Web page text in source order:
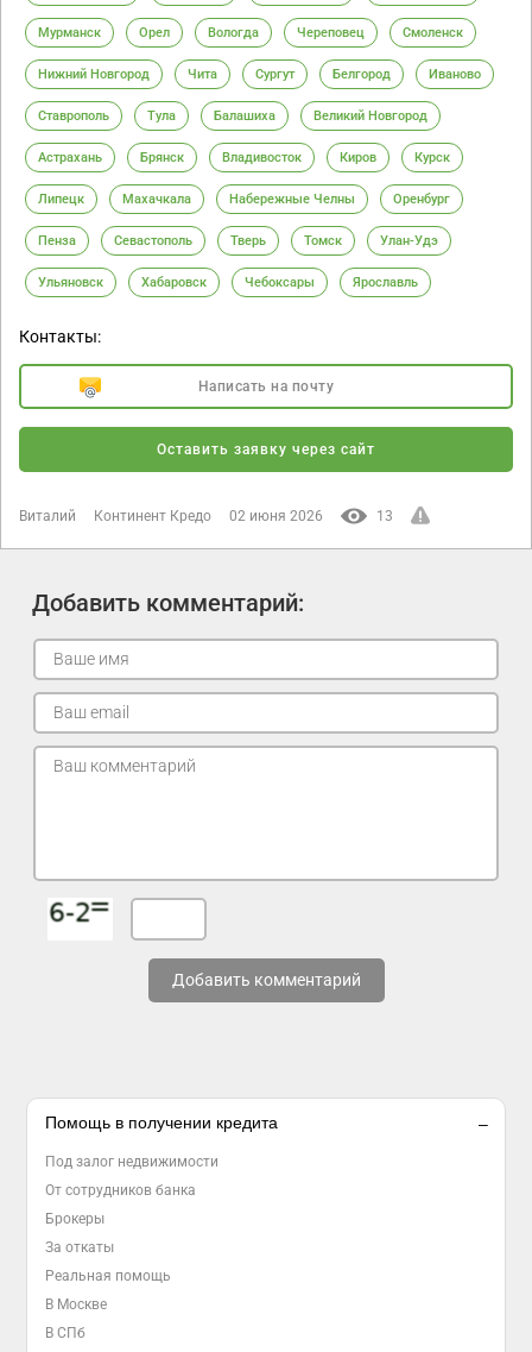
Мурманск Орел Вологда Череповец Смоленск
Нижний Новгород Чита Сургут Белгород Иваново
Ставрополь Тула Балашиха Великий Новгород
Астрахань Брянск Владивосток Киров Курск
Липецк Махачкала Набережные Челны Оренбург
Пенза Севастополь Тверь Томск Улан-Удэ
Ульяновск Хабаровск Чебоксары Ярославль
Контакты:
Написать на почту
Оставить заявку через сайт
Виталий Континент Кредо 02 июня 2026 13
Добавить комментарий:
Добавить комментарий
Помощь в получении кредита
Под залог недвижимости
От сотрудников банка
Брокеры
За откаты
Реальная помощь
В Москве
В СПб